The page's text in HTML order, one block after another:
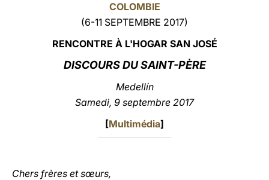
COLOMBIE
(6-11 SEPTEMBRE 2017)
RENCONTRE À L'HOGAR SAN JOSÉ
DISCOURSDU SAINT-PÈRE
Medellín
Samedi, 9 septembre 2017
[Multimédia]
Chers frères et sœurs,